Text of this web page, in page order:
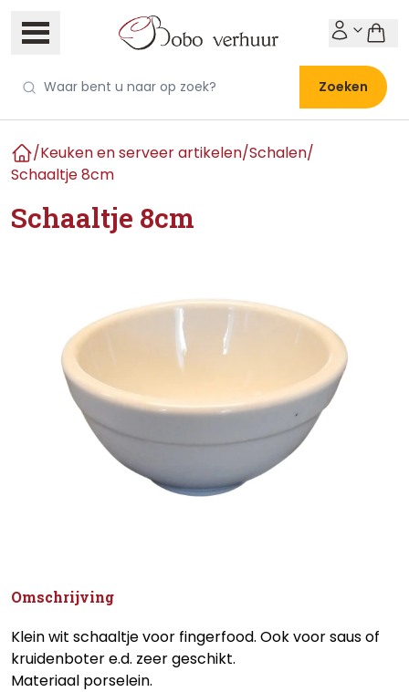
Zoeken
Home
/Keuken en serveer artikelen/Schalen/
Schaaltje 8cm
Schaaltje 8cm
Omschrijving
Klein wit schaaltje voor fingerfood. Ook voor saus of
kruidenboter e.d. zeer geschikt.
Materiaal porselein.